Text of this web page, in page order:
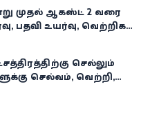
முதல் ஆகஸ்ட் 2 வரை
பதவி உயர்வு, வெற்றிகள்
செல்லும்
செல்வம், வெற்றி,